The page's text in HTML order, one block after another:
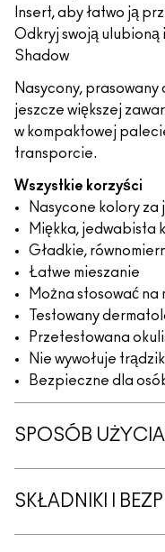
Insert, aby łatwo ją
Odkryj swoją ulubioną
Shadow
Nasycony,
jeszcze większej
w kompaktowej
transporcie.
Wszystkie korzyści
Nasycone kolory za
Miękka, jedwabista
Gładkie,
Łatwe mieszanie
Można stosować na
Testowany
Przetestowana
Nie wywołuje
Bezpieczne dla
SPOSÓB UŻYCIA
SKŁADNIKI I